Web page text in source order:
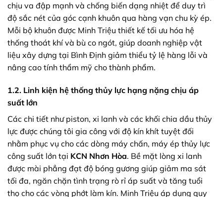
chịu va đập mạnh và chống biến dạng nhiệt để duy trì
độ sắc nét của góc cạnh khuôn qua hàng vạn chu kỳ ép.
Mỗi bộ khuôn được Minh Triệu thiết kế tối ưu hóa hệ
thống thoát khí và bù co ngót, giúp doanh nghiệp vật
liệu xây dựng tại Bình Định giảm thiểu tỷ lệ hàng lỗi và
nâng cao tính thẩm mỹ cho thành phẩm.
1.2. Linh kiện hệ thống thủy lực hạng nặng chịu áp
suất lớn
Các chi tiết như piston, xi lanh và các khối chia dầu thủy
lực được chúng tôi gia công với độ kín khít tuyệt đối
nhằm phục vụ cho các dòng máy chấn, máy ép thủy lực
công suất lớn tại KCN Nhơn Hòa. Bề mặt lòng xi lanh
được mài phẳng đạt độ bóng gương giúp giảm ma sát
tối đa, ngăn chặn tình trạng rò rỉ áp suất và tăng tuổi
thọ cho các vòng phớt làm kín. Minh Triệu áp dụng quy